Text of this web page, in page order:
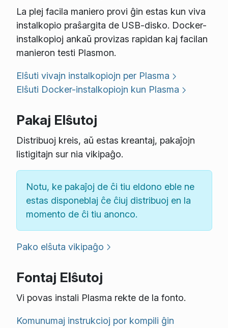
La plej facila maniero provi ĝin estas kun viva
instalkopio praŝargita de USB-disko. Docker-
instalkopioj ankaŭ provizas rapidan kaj facilan
manieron testi Plasmon.
Elŝuti vivajn instalkopiojn per Plasma
Elŝuti Docker-instalkopiojn kun Plasma
Pakaj Elŝutoj
Distribuoj kreis, aŭ estas kreantaj, pakaĵojn
listigitajn sur nia vikipaĝo.
Notu, ke pakaĵoj de ĉi tiu eldono eble ne
estas disponeblaj ĉe ĉiuj distribuoj en la
momento de ĉi tiu anonco.
Pako elŝuta vikipaĝo
Fontaj Elŝutoj
Vi povas instali Plasma rekte de la fonto.
Komunumaj instrukcioj por kompili ĝin